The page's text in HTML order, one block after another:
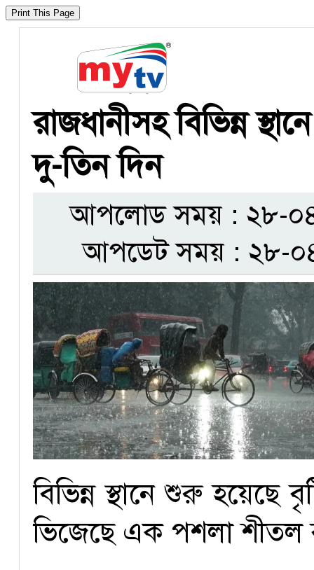
রাজধানীসহ বিভিন্ন
দু-তিন দিন
আপলোড সময় : ২৮-
আপডেট সময় : ২৮-
বিভিন্ন স্থানে শুরু হয়েছে
ভিজেছে এক পশলা শীতল